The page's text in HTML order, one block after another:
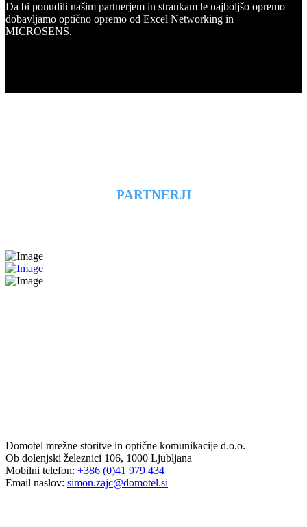
Da bi ponudili našim partnerjem in strankam le najboljšo opremo
dobavljamo optično opremo od Excel Networking in
MICROSENS.
PARTNERJI
Domotel mrežne storitve in optične komunikacije d.o.o.
Ob dolenjski železnici 106, 1000 Ljubljana
Mobilni telefon: +386 (0)41 979 434
Email naslov: simon.zajc@domotel.si